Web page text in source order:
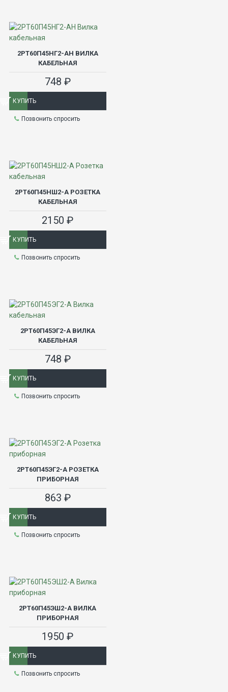
2РТ60П45НГ2-АН ВИЛКА
КАБЕЛЬНАЯ
748 ₽
КУПИТЬ
Позвонить спросить
2РТ60П45НШ2-А РОЗЕТКА
КАБЕЛЬНАЯ
2150 ₽
КУПИТЬ
Позвонить спросить
2РТ60П45ЭГ2-А ВИЛКА
КАБЕЛЬНАЯ
748 ₽
КУПИТЬ
Позвонить спросить
2РТ60П45ЭГ2-А РОЗЕТКА
ПРИБОРНАЯ
863 ₽
КУПИТЬ
Позвонить спросить
2РТ60П45ЭШ2-А ВИЛКА
ПРИБОРНАЯ
1950 ₽
КУПИТЬ
Позвонить спросить